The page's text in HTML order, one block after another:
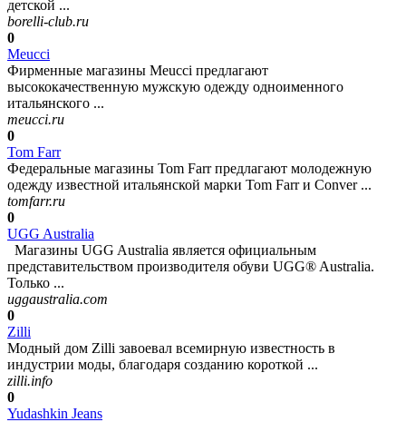
детской ...
borelli-club.ru
0
Meucci
Фирменные магазины Meucci предлагают
высококачественную мужскую одежду одноименного
итальянского ...
meucci.ru
0
Tom Farr
Федеральные магазины Tom Farr предлагают молодежную
одежду известной итальянской марки Tom Farr и Conver ...
tomfarr.ru
0
UGG Australia
Магазины UGG Australia является официальным
представительством производителя обуви UGG® Australia.
Только ...
uggaustralia.com
0
Zilli
Модный дом Zilli завоевал всемирную известность в
индустрии моды, благодаря созданию короткой ...
zilli.info
0
Yudashkin Jeans